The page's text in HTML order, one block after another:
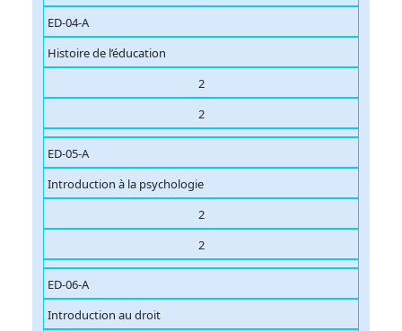
ED-04-A
Histoire de l’éducation
2
2
ED-05-A
Introduction à la psychologie
2
2
ED-06-A
Introduction au droit